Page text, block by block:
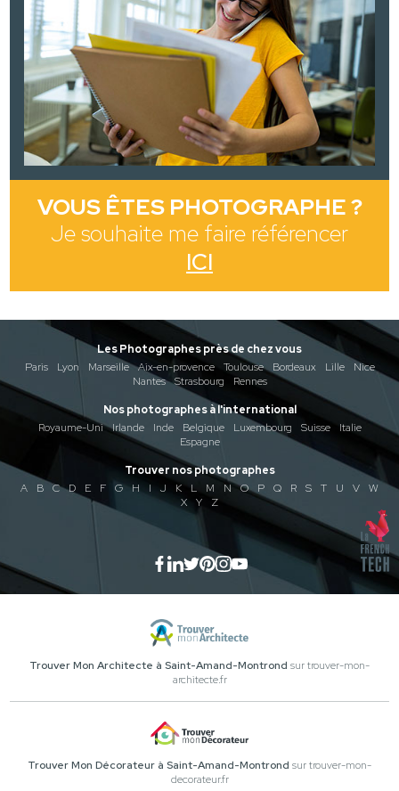
VOUS ÊTES PHOTOGRAPHE ?
Je souhaite me faire référencer
ICI
Les Photographes près de chez vous
Paris
Lyon Marseille Aix-en-provence Toulouse Bordeaux Lille
Nice
Nantes
Strasbourg
Rennes
Nos photographes à l'international
Royaume-Uni
Irlande Inde Belgique Luxembourg Suisse
Italie
Espagne
Trouver nos photographes
A
B C D E F G H I J K L M N O P Q R S T U V
W
X
Y Z
Trouver Mon Architecte à Saint-Amand-Montrond sur trouver-mon-
architecte.fr
Trouver Mon Décorateur à Saint-Amand-Montrond sur trouver-mon-
decorateur.fr